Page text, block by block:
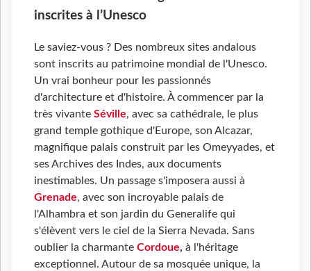
inscrites à l’Unesco
Le saviez-vous ? Des nombreux sites andalous
sont inscrits au patrimoine mondial de l'Unesco.
Un vrai bonheur pour les passionnés
d'architecture et d'histoire. À commencer par la
très vivante Séville, avec sa cathédrale, le plus
grand temple gothique d'Europe, son Alcazar,
magnifique palais construit par les Omeyyades, et
ses Archives des Indes, aux documents
inestimables. Un passage s'imposera aussi à
Grenade, avec son incroyable palais de
l'Alhambra et son jardin du Generalife qui
s'élèvent vers le ciel de la Sierra Nevada. Sans
oublier la charmante Cordoue, à l'héritage
exceptionnel. Autour de sa mosquée unique, la